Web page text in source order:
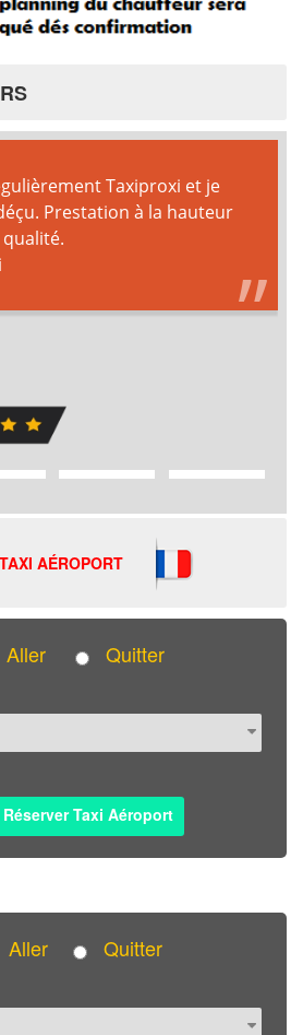
AÉROPORT
Aller Quitter
Réserver Taxi Aéroport
Aller Quitter